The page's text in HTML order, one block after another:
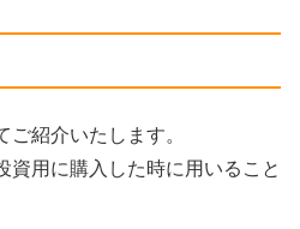
ご紹介いたします。
資用に購入した時に用いること